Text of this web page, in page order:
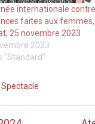
internationale
faites aux femmes,
25 novembre 2023
2023
"Standard"
Spectacle